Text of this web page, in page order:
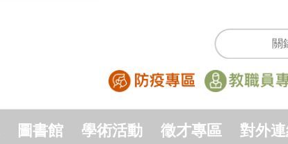
圖書館 學術活動 徵才專區 對外